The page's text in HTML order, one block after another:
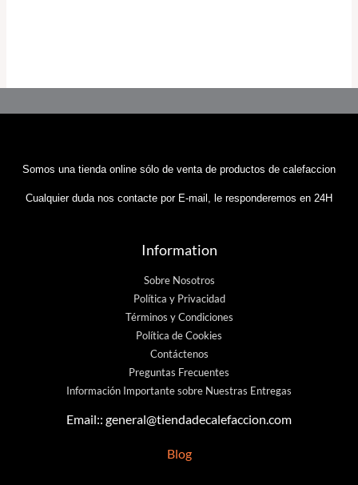
Somos una tienda online sólo de venta de productos de calefaccion
Cualquier duda nos contacte por E-mail, le responderemos en 24H
Information
Sobre Nosotros
Política y Privacidad
Términos y Condiciones
Política de Cookies
Contáctenos
Preguntas Frecuentes
Información Importante sobre Nuestras Entregas
Email:: general@tiendadecalefaccion.com
Blog